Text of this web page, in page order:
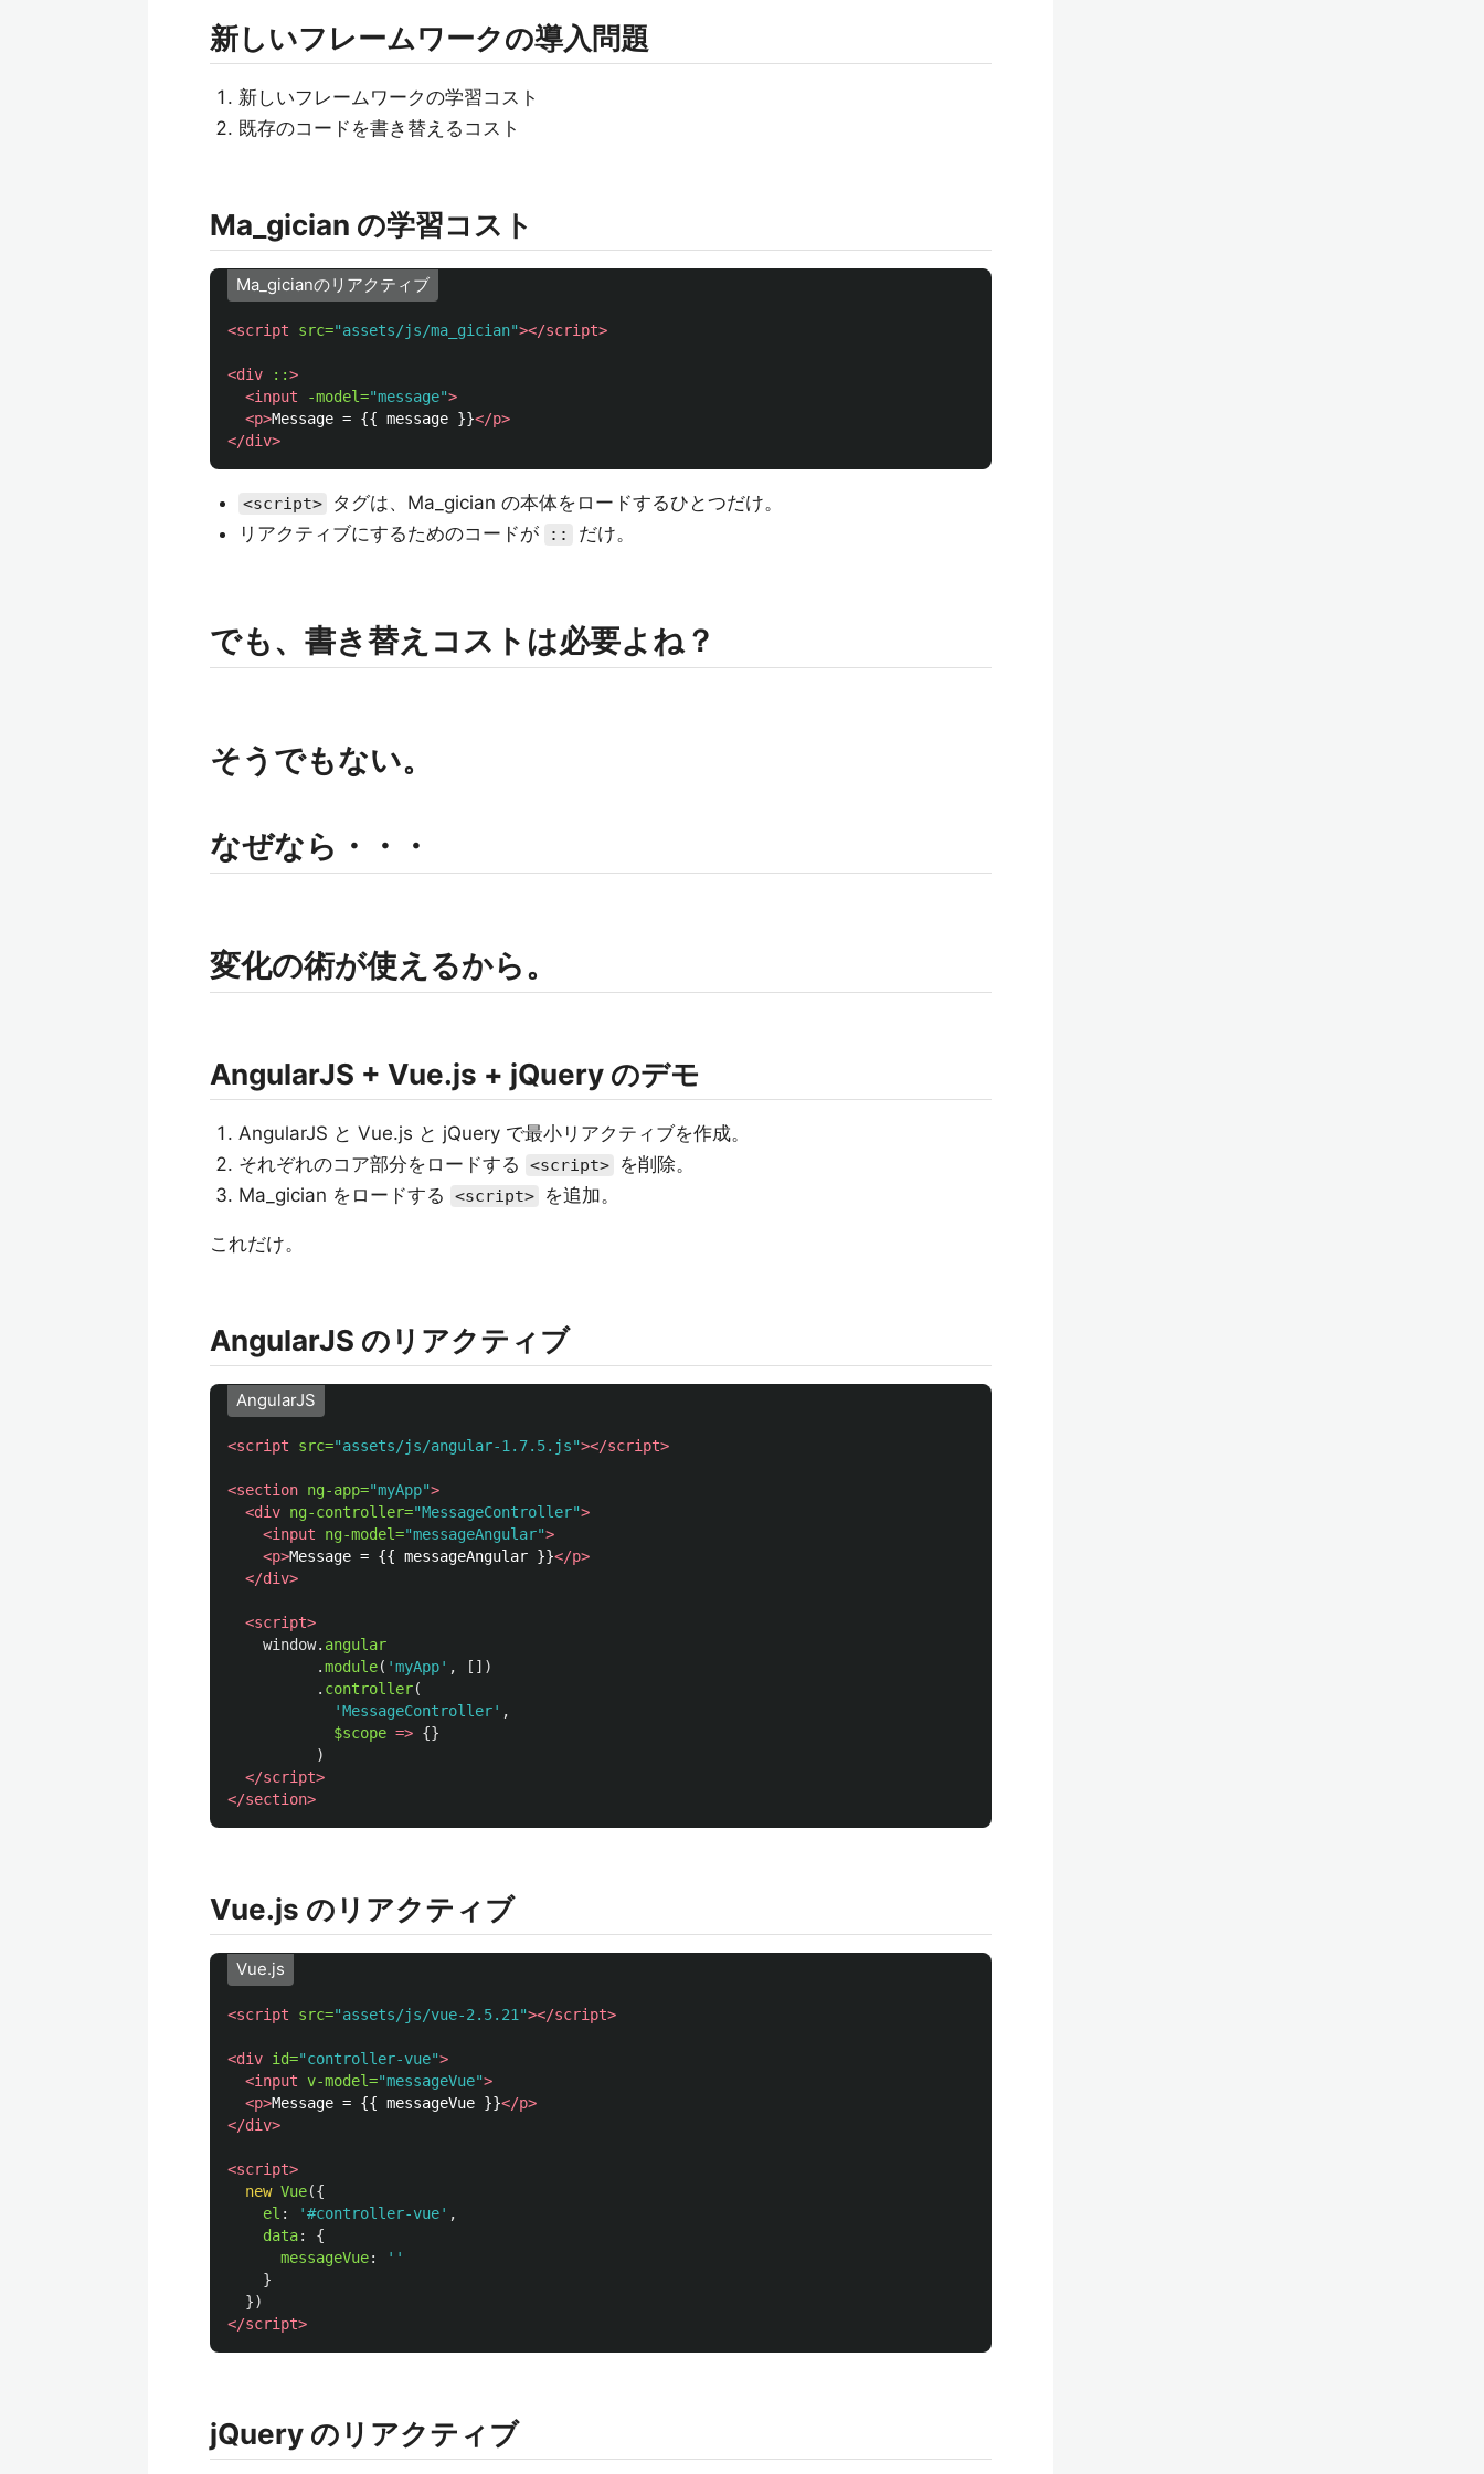
新しいフレームワークの導入問題
新しいフレームワークの学習コスト
既存のコードを書き替えるコスト
Ma_gician の学習コスト
Ma_gicianのリアクティブ
<script src="assets/js/ma_gician"></script>
<div ::>
<input
-model="message">
<p>Message = {{ message }}</p>
</div>
<script>
タグは、Ma_gician の本体をロードするひとつだけ。
リアクティブにするためのコードが
:: だけ。
でも、書き替えコストは必要よね？
そうでもない。
なぜなら・・・
変化の術が使えるから。
AngularJS + Vue.js + jQuery のデモ
AngularJS と Vue.js と jQuery で最小リアクティブを作成。
それぞれのコア部分をロードする
<script>
を削除。
Ma_gician をロードする
<script> を追加。
これだけ。
AngularJS のリアクティブ
AngularJS
<script src="assets/js/angular-1.7.5.js"></script>
<section ng-app="myApp">
<div ng-controller="MessageController">
<input
ng-model="messageAngular">
<p>Message = {{ messageAngular }}</p>
</div>
<script>
window. angular
.module( 'myApp' ,
[])
. controller(
'MessageController' ,
$scope => {}
)
</script>
</section>
Vue.js のリアクティブ
Vue.js
<script src="assets/js/vue-2.5.21"></script>
<div id="controller-vue">
<input v-model="messageVue">
<p>Message = {{ messageVue }}</p>
</div>
<script>
new Vue({
el : '#controller-vue' ,
data:
{
messageVue:
''
}
})
</script>
jQuery のリアクティブ